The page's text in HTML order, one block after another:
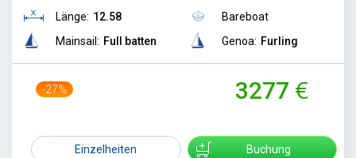
Länge: 12.58
Mainsail: Full batten
Bareboat
Genoa: Furling
-27% 3277
Einzelheiten Buchung